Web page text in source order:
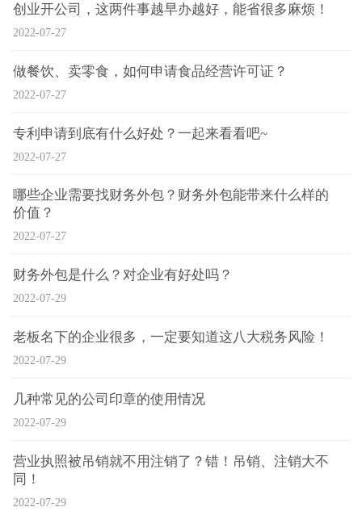
创业开公司，这两件事越早办越好，能省很多麻烦！
2022-07-27
做餐饮、卖零食，如何申请食品经营许可证？
2022-07-27
专利申请到底有什么好处？一起来看看吧~
2022-07-27
哪些企业需要找财务外包？财务外包能带来什么样的
价值？
2022-07-27
财务外包是什么？对企业有好处吗？
2022-07-29
老板名下的企业很多，一定要知道这八大税务风险！
2022-07-29
几种常见的公司印章的使用情况
2022-07-29
营业执照被吊销就不用注销了？错！吊销、注销大不
同！
2022-07-29